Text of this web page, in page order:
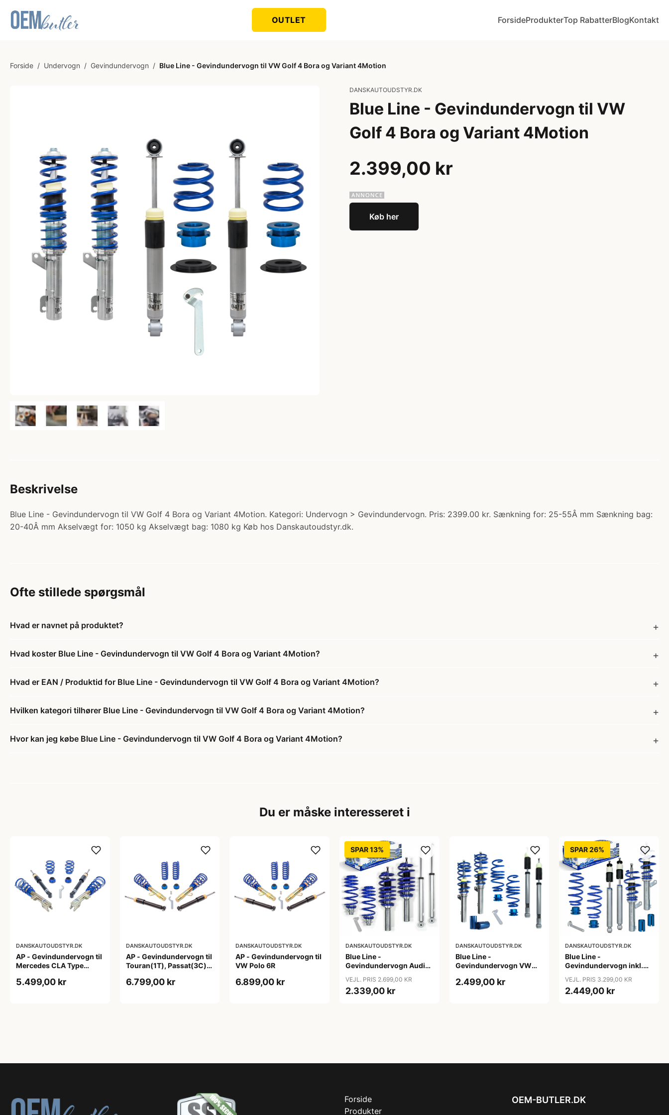
OUTLET ForsideProdukterTop RabatterBlogKontakt
Forside / Undervogn / Gevindundervogn / Blue Line - Gevindundervogn til VW Golf 4 Bora og Variant 4Motion
DANSKAUTOUDSTYR.DK
Blue Line - Gevindundervogn til VW
Golf 4 Bora og Variant 4Motion
2.399,00 kr
Køb her
Beskrivelse
Blue Line - Gevindundervogn til VW Golf 4 Bora og Variant 4Motion. Kategori: Undervogn > Gevindundervogn. Pris: 2399.00 kr. Sænkning for: 25-55Â mm Sænkning bag:
20-40Â mm Akselvægt for: 1050 kg Akselvægt bag: 1080 kg Køb hos Danskautoudstyr.dk.
Ofte stillede spørgsmål
Hvad er navnet på produktet?
Hvad koster Blue Line - Gevindundervogn til VW Golf 4 Bora og Variant 4Motion?
Hvad er EAN / Produktid for Blue Line - Gevindundervogn til VW Golf 4 Bora og Variant 4Motion?
Hvilken kategori tilhører Blue Line - Gevindundervogn til VW Golf 4 Bora og Variant 4Motion?
Hvor kan jeg købe Blue Line - Gevindundervogn til VW Golf 4 Bora og Variant 4Motion?
Du er måske interesseret i
DANSKAUTOUDSTYR.DK
AP - Gevindundervogn til
Mercedes CLA Type
5.499,00 kr
DANSKAUTOUDSTYR.DK
AP - Gevindundervogn til
Touran(1T), Passat(3C),
fjedreben Ø55mm
6.799,00 kr
DANSKAUTOUDSTYR.DK
AP - Gevindundervogn til
VW Polo 6R
6.899,00 kr
SPAR 13%
DANSKAUTOUDSTYR.DK
Blue Line -
Gevindundervogn Audi
TDI/2.0 TFSI/2.7/3.0
TDI/3.2 FSI, 2007-2011
VEJL. PRIS 2.699,00 KR
2.339,00 kr
DANSKAUTOUDSTYR.DK
Blue Line -
Gevindundervogn VW
2014- - Multi-link,
2.499,00 kr
SPAR 26%
DANSKAUTOUDSTYR.DK
Blue Line -
Gevindundervogn inkl.
1.4 TSi, 1.6, 2.0, 2.0T /
DSG, 1.9 TDi
VEJL. PRIS 3.299,00 KR
2.449,00 kr
Forside
Produkter
OEM-BUTLER.DK